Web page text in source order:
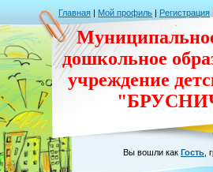
Главная | Мой профиль | Регистрация
дошкольное
учреждение
Вы вошли как Гость